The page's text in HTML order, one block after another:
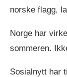
norske flagg,
Norge har
sommeren.
Sosialnytt har